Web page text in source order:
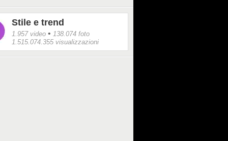
Stile e trend
1.957 video • 138.074 foto
1.515.074.355 visualizzazioni